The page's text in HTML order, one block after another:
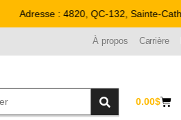
Adresse : 4820, QC-132, Sainte-Catherine
À propos Carrière
0.00$